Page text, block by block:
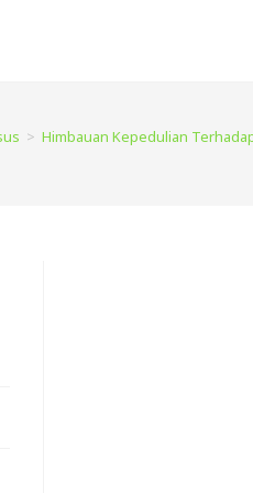
> Himbauan Kepedulian